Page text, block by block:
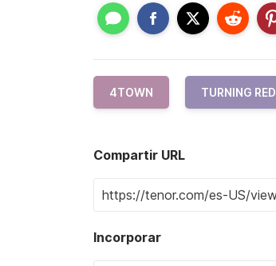
4TOWN TURNING RED
Compartir URL
Incorporar